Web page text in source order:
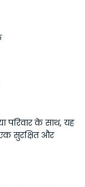
परिवार के साथ, यह
सुरक्षित और